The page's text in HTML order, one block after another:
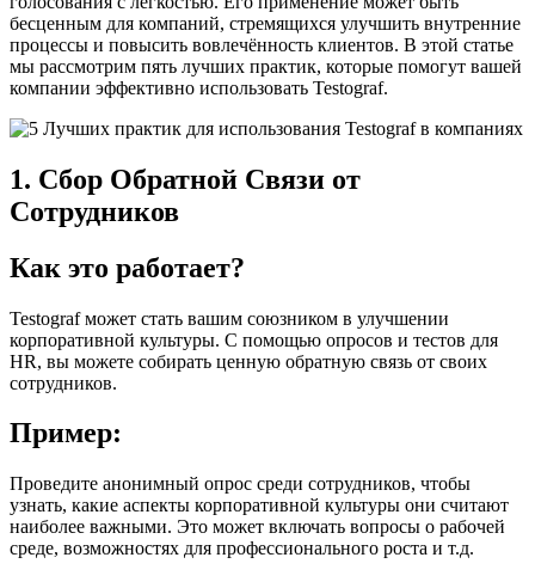
бесценным для компаний, стремящихся улучшить внутренние
процессы и повысить вовлечённость клиентов. В этой статье
мы рассмотрим пять лучших практик, которые помогут вашей
компании эффективно использовать Testograf.
1. Сбор Обратной Связи от
Сотрудников
Как это работает?
Testograf может стать вашим союзником в улучшении
корпоративной культуры. С помощью опросов и тестов для
HR, вы можете собирать ценную обратную связь от своих
сотрудников.
Пример:
Проведите анонимный опрос среди сотрудников, чтобы
узнать, какие аспекты корпоративной культуры они считают
наиболее важными. Это может включать вопросы о рабочей
среде, возможностях для профессионального роста и т.д.